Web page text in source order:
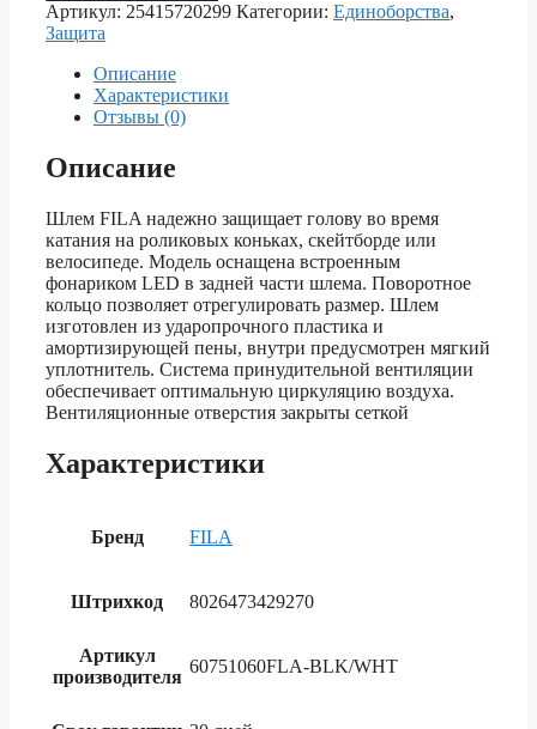
Артикул: 25415720299 Категории: Единоборства,
Защита
Описание
Характеристики
Отзывы (0)
Описание
Шлем FILA надежно защищает голову во время
катания на роликовых коньках, скейтборде или
велосипеде. Модель оснащена встроенным
фонариком LED в задней части шлема. Поворотное
кольцо позволяет отрегулировать размер. Шлем
изготовлен из ударопрочного пластика и
амортизирующей пены, внутри предусмотрен мягкий
уплотнитель. Система принудительной вентиляции
обеспечивает оптимальную циркуляцию воздуха.
Вентиляционные отверстия закрыты сеткой
Характеристики
Бренд FILA
Штрихкод 8026473429270
Артикул
производителя
60751060FLA-BLK/WHT